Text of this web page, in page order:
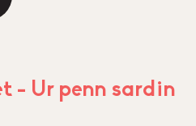
- Ur penn sardin